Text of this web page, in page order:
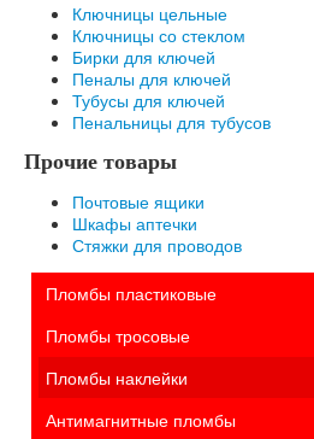
Ключницы цельные
Ключницы со стеклом
Бирки для ключей
Пеналы для ключей
Тубусы для ключей
Пенальницы для тубусов
Прочие товары
Почтовые ящики
Шкафы аптечки
Стяжки для проводов
Пломбы пластиковые
Пломбы тросовые
Пломбы наклейки
Антимагнитные пломбы